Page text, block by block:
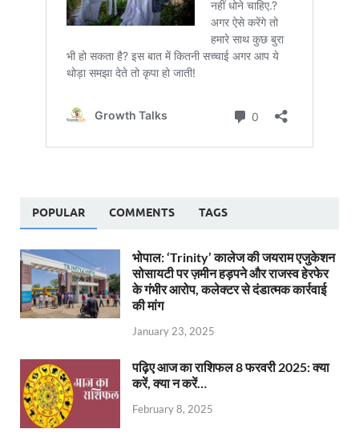
POPULAR COMMENTS TAGS
भोपाल: ‘Trinity’ कालेज की जयराम एजुकेशन
सोसायटी पर ज़मीन हड़पने और राजस्व हेरफेर
के गंभीर आरोप, कलेक्टर से दंडात्मक कार्रवाई
की मांग
January 23, 2025
पढ़िए आज का राशिफल 8 फरवरी 2025: क्या
करें, क्या न करें…
February 8, 2025